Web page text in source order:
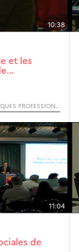
10:38
et les
POLITIQUES PUBLIQUES ET PRATIQUES PROFESSIONNELLES FACE AUX INÉGALITÉS SOCIALES DE SANTÉ (COLLOQUE INTERNATIONAL)
11:04
de